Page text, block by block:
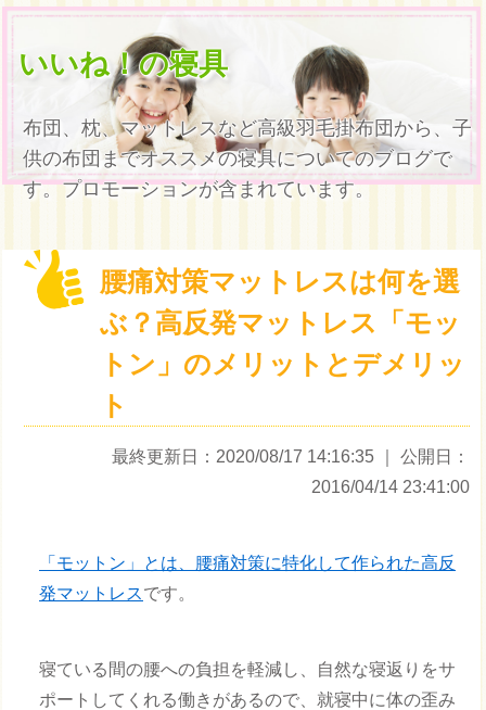
いいね！の寝具
布団、枕、マットレスなど高級羽毛掛布団から、子
供の布団までオススメの寝具についてのブログで
す。プロモーションが含まれています。
腰痛対策マットレスは何を選
ぶ？高反発マットレス「モッ
トン」のメリットとデメリッ
ト
最終更新日：2020/08/17 14:16:35 ｜ 公開日：
2016/04/14 23:41:00
「モットン」とは、腰痛対策に特化して作られた高反
発マットレスです。
寝ている間の腰への負担を軽減し、自然な寝返りをサ
ポートしてくれる働きがあるので、就寝中に体の歪み